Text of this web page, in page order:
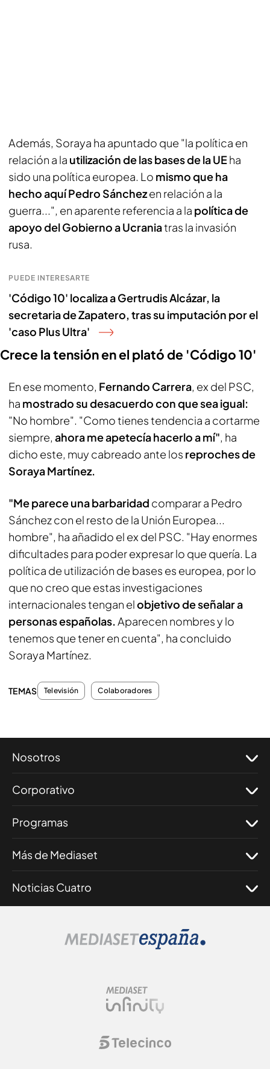
Además, Soraya ha apuntado que "la política en
relación a la utilización de las bases de la UEha
sido una política europea. Lo mismo que ha
hecho aquí Pedro Sánchezen relación a la
guerra...", en aparente referencia a la política de
apoyo del Gobierno a Ucraniatras la invasión
rusa.
PUEDE INTERESARTE
'Código 10' localiza a Gertrudis Alcázar, la
secretaria de Zapatero, tras su imputación por el
'caso Plus Ultra'
Crece la tensión en el plató de 'Código 10'
En ese momento, Fernando Carrera, ex del PSC,
ha mostrado su desacuerdo con que sea igual:
"No hombre". "Como tienes tendencia a cortarme
siempre, ahora me apetecía hacerlo a mí", ha
dicho este, muy cabreado ante los reproches de
Soraya Martínez.
"Me parece una barbaridad comparar a Pedro
Sánchez con el resto de la Unión Europea...
hombre", ha añadido el ex del PSC. "Hay enormes
dificultades para poder expresar lo que quería. La
política de utilización de bases es europea, por lo
que no creo que estas investigaciones
internacionales tengan elobjetivo de señalar a
personas españolas.Aparecen nombres y lo
tenemos que tener en cuenta", ha concluido
Soraya Martínez.
TEMAS Televisión Colaboradores
Nosotros
Corporativo
Programas
Más de Mediaset
Noticias Cuatro